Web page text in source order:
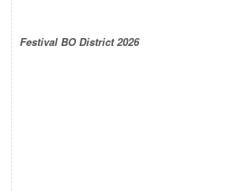
Festival BO District 2026